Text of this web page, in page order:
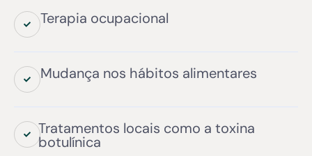
Terapia ocupacional
Mudança nos hábitos alimentares
Tratamentos locais como a toxina
botulínica